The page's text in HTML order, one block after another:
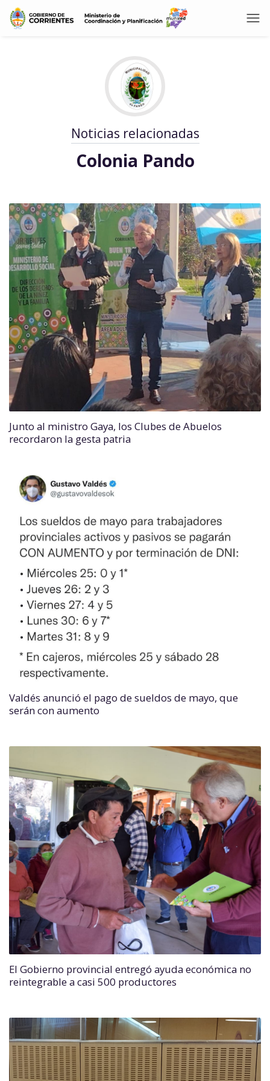
Noticias relacionadas
Colonia Pando
Junto al ministro Gaya, los Clubes de Abuelos
recordaron la gesta patria
Valdés anunció el pago de sueldos de mayo, que
serán con aumento
El Gobierno provincial entregó ayuda económica no
reintegrable a casi 500 productores